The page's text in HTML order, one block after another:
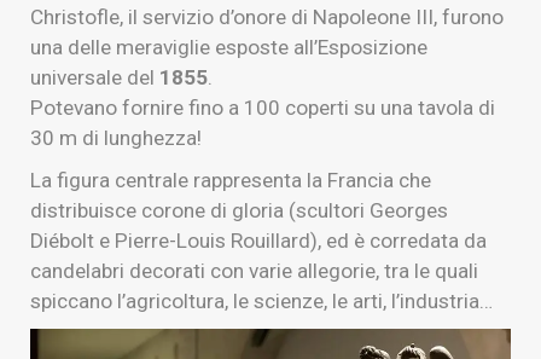
Christofle, il servizio d’onore di Napoleone III, furono
una delle meraviglie esposte all’Esposizione
universale del 1855
Potevano fornire fino a 100 coperti su una tavola di
30 m di lunghezza!
La figura centrale rappresenta la Francia che
distribuisce corone di gloria (scultori Georges
Diébolt e Pierre-Louis Rouillard), ed è corredata da
candelabri decorati con varie allegorie, tra le quali
spiccano l’agricoltura, le scienze, le arti, l’industria…